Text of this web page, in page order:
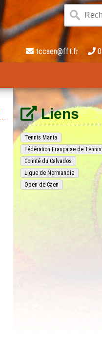
tccaen@fft.fr
Liens
Tennis Mania
Fédération Française de Tennis
Comité du Calvados
Ligue de Normandie
Open de Caen